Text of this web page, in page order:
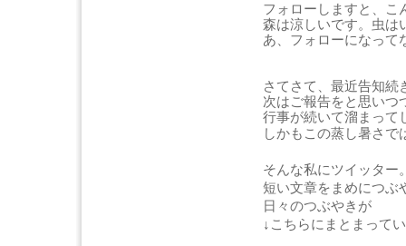
フォローしますと、こ
森は涼しいです。虫は
あ、フォローになって
さてさて、最近告知続
次はご報告をと思いつ
行事が続いて溜まって
しかもこの蒸し暑さ
そんな私にツイッター
短い文章をまめにつぶ
日々のつぶやきが
↓こちらにまとまって